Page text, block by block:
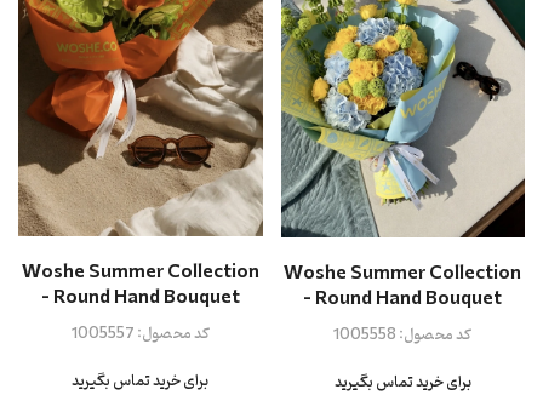
Woshe Summer Collection
- Round Hand Bouquet
برای خرید تماس بگیرید
کد محصول:1005558
Woshe Summer Collection
- Round Hand Bouquet
برای خرید تماس بگیرید
کد محصول:1005557